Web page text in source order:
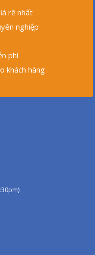
rẽ nhất
nghiệp
phí
khách hàng